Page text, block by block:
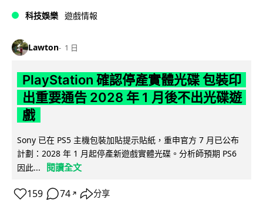
科技娛樂 遊戲情報
Lawton 1 日
PlayStation 確認停產實體光碟 包裝印
出重要通告 2028 年 1 月後不出光碟遊
戲
Sony 已在 PS5 主機包裝加貼提示貼紙，重申官方 7 月已公布
計劃：2028 年 1 月起停產新遊戲實體光碟。分析師預期 PS6
因此...
閱讀全文
159 74 ↗ 分享